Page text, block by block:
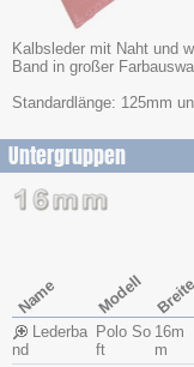
Kalbsleder mit Naht und
Band in großer
Standardlänge: 125mm
Untergruppen
Name Modell Breite
Lederba
nd
Polo So
ft
16m
m